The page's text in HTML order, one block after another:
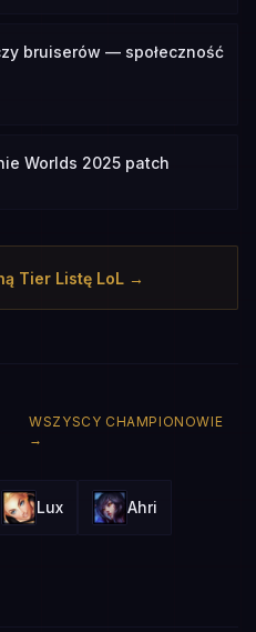
bruiserów — społeczność
Worlds 2025 patch
Tier Listę LoL →
WSZYSCY CHAMPIONOWIE
→
Lux Ahri